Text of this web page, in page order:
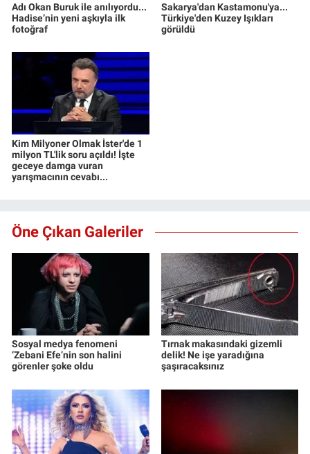
Adı Okan Buruk ile anılıyordu...
Hadise’nin yeni aşkıyla ilk
fotoğraf
Sakarya'dan Kastamonu'ya...
Türkiye'den Kuzey Işıkları
görüldü
Kim Milyoner Olmak İster'de 1
milyon TL'lik soru açıldı! İşte
geceye damga vuran
yarışmacının cevabı...
Öne Çıkan Galeriler
Sosyal medya fenomeni
‘Zebani Efe’nin son halini
görenler şoke oldu
Tırnak makasındaki gizemli
delik! Ne işe yaradığına
şaşıracaksınız